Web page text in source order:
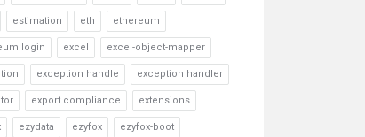
estimation eth ethereum
login excel excel-object-mapper
exception handle exception handler
export compliance extensions
ezydata ezyfox ezyfox-boot